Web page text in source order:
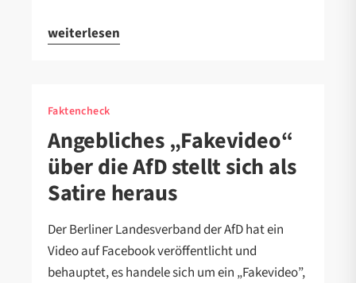
weiterlesen
Faktencheck
Angebliches „Fakevideo“
über die AfD stellt sich als
Satire heraus
Der Berliner Landesverband der AfD hat ein
Video auf Facebook veröffentlicht und
behauptet, es handele sich um ein „Fakevideo”,